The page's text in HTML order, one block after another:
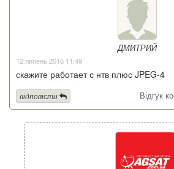
ДМИТРИЙ
12 липень 2016 11:49
скажите работает с нтв плюс JPEG-4
Відгук
відповісти